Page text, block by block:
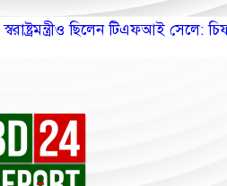
ছিলেন টিএফআই সেলে: